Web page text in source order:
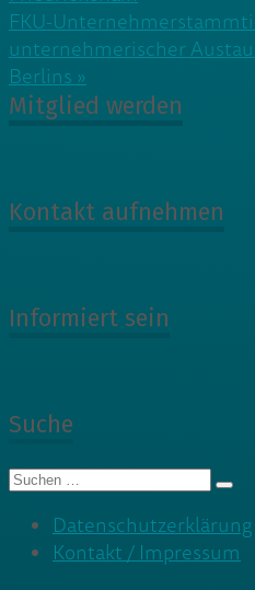
FKU-
unternehmerischer
Berlins »
Mitglied werden
Kontakt aufnehmen
Informiert sein
Suche
Suche
Datenschutzerklärung
Kontakt / Impressum